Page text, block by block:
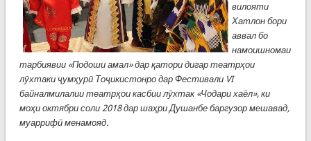
вилояти
Хатлон бори
аввал бо
намоишномаи
тарбиявии «Подоши амал» дар қатори дигар театрҳои
лӯхтаки ҷумҳурӣ Тоҷикистонро дар Фестивали VI
байналмилалии театрҳои касбии лӯхтак «Чодари хаёл», ки
моҳи октябри соли 2018 дар шаҳри Душанбе баргузор мешавад,
муаррифӣ менамояд.